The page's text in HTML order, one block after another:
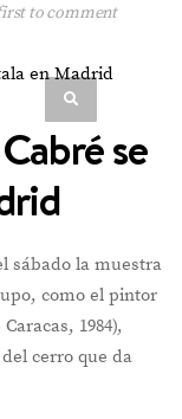
to comment
se
sábado la muestra
como el pintor
1984),
cerro que da